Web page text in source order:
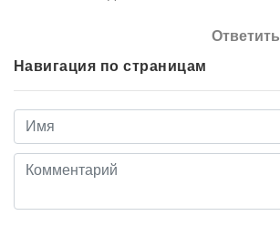
Ответить
Навигация по страницам